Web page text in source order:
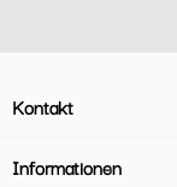
Kontakt
Informationen